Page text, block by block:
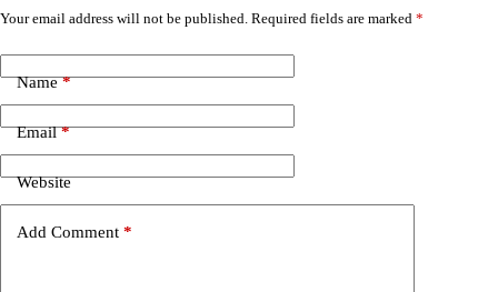
Your email address will not be published. Required fields are marked *
Name*
Email*
Website
Add Comment *
A
t
e
r
t
i
v